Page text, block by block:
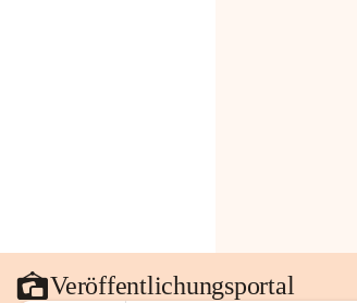
Veröffentlichungsportal